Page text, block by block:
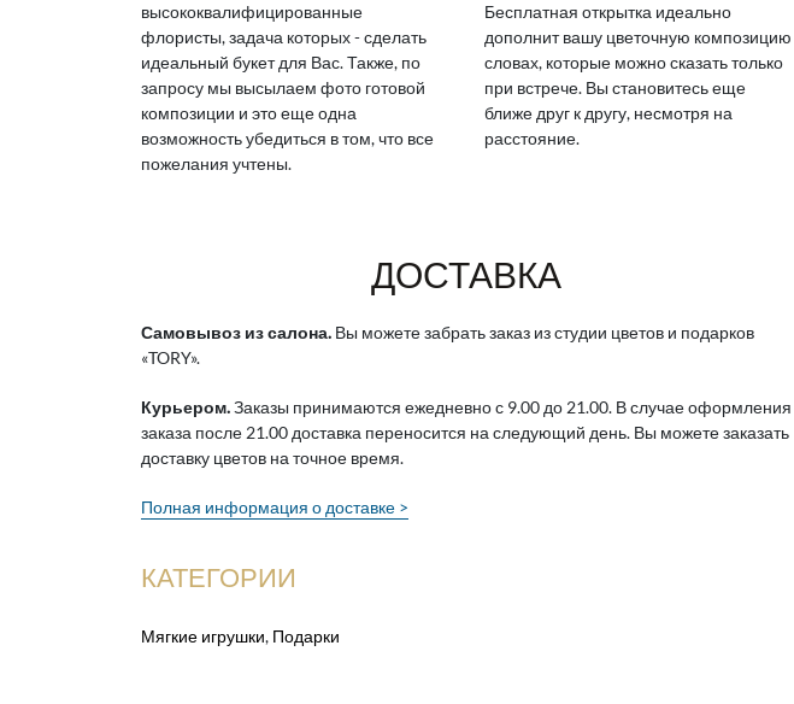
высококвалифицированные
флористы, задача которых - сделать
идеальный букет для Вас. Также, по
запросу мы высылаем фото готовой
композиции и это еще одна
возможность убедиться в том, что все
пожелания учтены.
Бесплатная открытка идеально
дополнит вашу цветочную композицию
словах, которые можно сказать только
при встрече. Вы становитесь еще
ближе друг к другу, несмотря на
расстояние.
ДОСТАВКА
Самовывоз из салона. Вы можете забрать заказ из студии цветов и подарков
«TORY».
Курьером.Заказы принимаются ежедневно с 9.00 до 21.00. В случае оформления
заказа после 21.00 доставка переносится на следующий день. Вы можете заказать
доставку цветов на точное время.
Полная информация о доставке >
КАТЕГОРИИ
Мягкие игрушки, Подарки